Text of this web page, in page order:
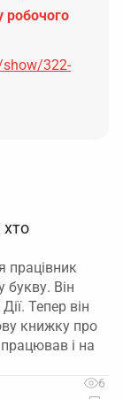
робочого
322-
хто
працівник
букву. Він
Тепер він
книжку про
і на
6